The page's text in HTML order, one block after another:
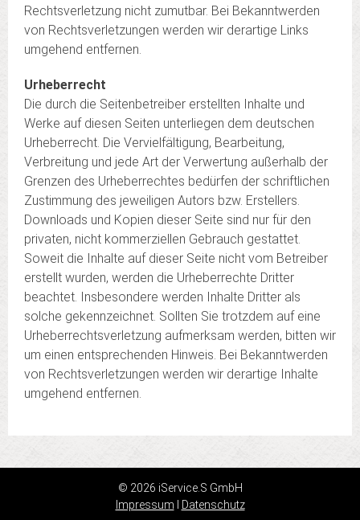
Rechtsverletzung nicht zumutbar. Bei Bekanntwerden
von Rechtsverletzungen werden wir derartige Links
umgehend entfernen.
Urheberrecht
Die durch die Seitenbetreiber erstellten Inhalte und
Werke auf diesen Seiten unterliegen dem deutschen
Urheberrecht. Die Vervielfältigung, Bearbeitung,
Verbreitung und jede Art der Verwertung außerhalb der
Grenzen des Urheberrechtes bedürfen der schriftlichen
Zustimmung des jeweiligen Autors bzw. Erstellers.
Downloads und Kopien dieser Seite sind nur für den
privaten, nicht kommerziellen Gebrauch gestattet.
Soweit die Inhalte auf dieser Seite nicht vom Betreiber
erstellt wurden, werden die Urheberrechte Dritter
beachtet. Insbesondere werden Inhalte Dritter als
solche gekennzeichnet. Sollten Sie trotzdem auf eine
Urheberrechtsverletzung aufmerksam werden, bitten wir
um einen entsprechenden Hinweis. Bei Bekanntwerden
von Rechtsverletzungen werden wir derartige Inhalte
umgehend entfernen.
© 2026 iService.S GmbH
Impressum
Datenschutz